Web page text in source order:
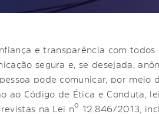
e transparência com todos
segura e, se desejada,
pode comunicar, por meio
ao Código de Ética e Conduta,
na Lei nº 12.846/2013,